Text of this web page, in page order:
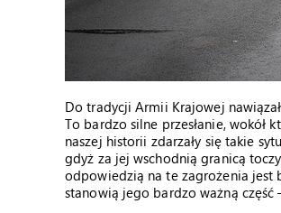
Do tradycji Armii Krajowej
To bardzo silne przesłanie, wokół
naszej historii zdarzały się takie
gdyż za jej wschodnią granicą
odpowiedzią na te zagrożenia jest
stanowią jego bardzo ważną część